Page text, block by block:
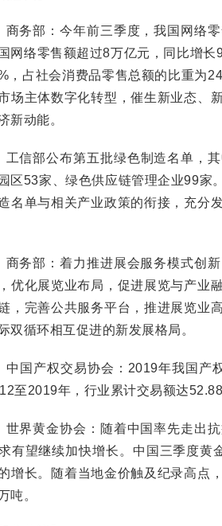
部：今年前三季度，我国网络零
网络零售额超过8万亿元，同比增
，占社会消费品零售总额的比重为
场主体数字化转型，催生新业态、
新动能。
部公布第五批绿色制造名单，其
区53家、绿色供应链管理企业99家
名单与相关产业政策的衔接，充分
部：着力推进展会服务模式创新
优化展览业布局，促进展览与产业
，完善公共服务平台，推进展览业
双循环相互促进的新发展格局。
产权交易协会：2019年我国产
至2019年，行业累计交易额达
黄金协会：随着中国率先走出抗
有望继续加快增长。中国三季度黄
增长。随着当地金价触及纪录高点
吨。